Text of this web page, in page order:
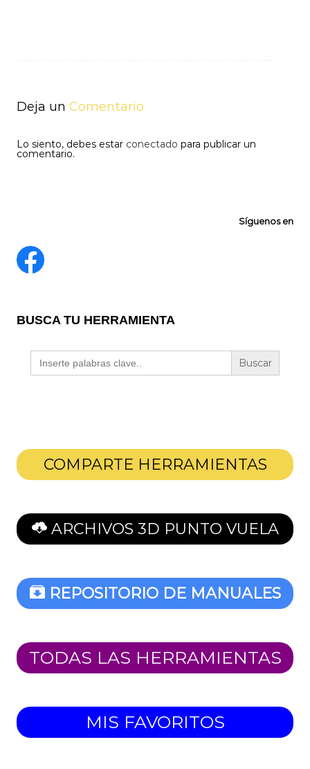
Deja un Comentario
Lo siento, debes estar conectado para publicar un
comentario.
Síguenos en
BUSCA TU HERRAMIENTA
Buscar:
COMPARTE HERRAMIENTAS
ARCHIVOS 3D PUNTO VUELA
REPOSITORIO DE MANUALES
TODAS LAS HERRAMIENTAS
MIS FAVORITOS